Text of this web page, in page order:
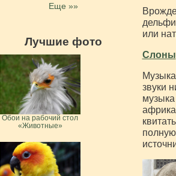
или
Слоны
звуки
Еще »»
Лучшие фото
Обои на рабочий стол
«Животные»